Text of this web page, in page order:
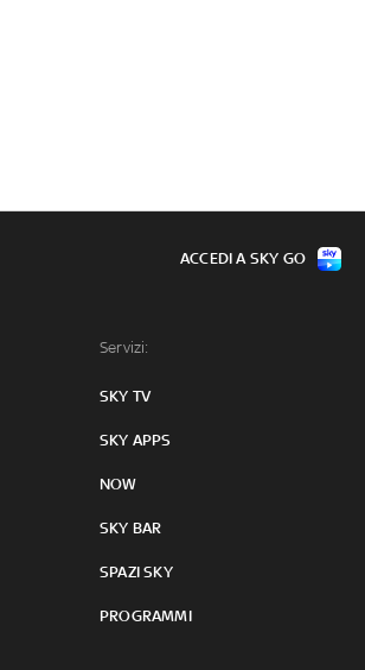
Servizi:
SKY TV
SKY APPS
NOW
SKY BAR
SPAZI SKY
PROGRAMMI
ACCEDI A SKY GO